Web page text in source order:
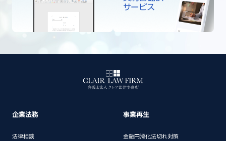
企業法務
法律相談
事業再生
金融円滑化法切れ対策